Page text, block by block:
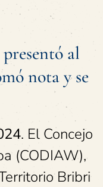
al
nota y se
. El Concejo
(CODIAW),
Bribri